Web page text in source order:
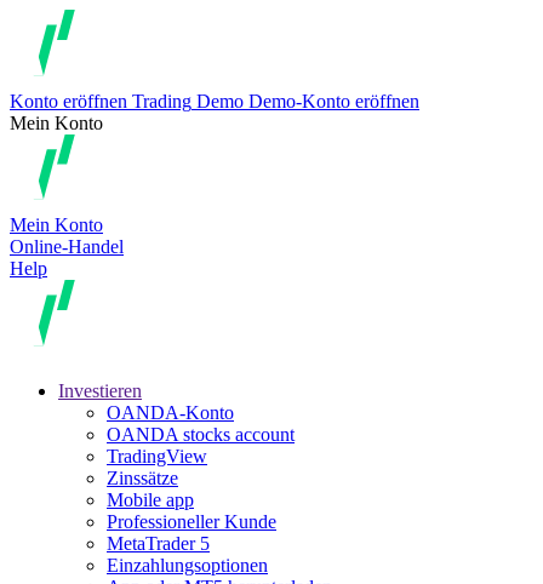
Konto eröffnen Trading Demo Demo-Konto eröffnen
Mein Konto
Mein Konto
Online-Handel
Help
Investieren
OANDA-Konto
OANDA stocks account
TradingView
Zinssätze
Mobile app
Professioneller Kunde
MetaTrader 5
Einzahlungsoptionen